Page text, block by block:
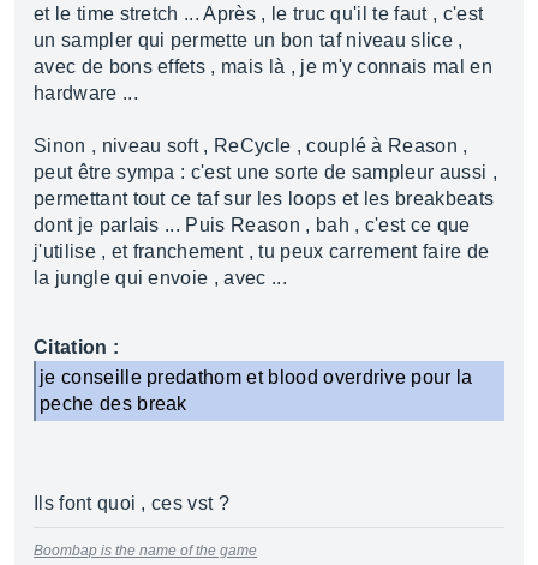
et le time stretch ... Après , le truc qu'il te faut , c'est
un sampler qui permette un bon taf niveau slice ,
avec de bons effets , mais là , je m'y connais mal en
hardware ...
Sinon , niveau soft , ReCycle , couplé à Reason ,
peut être sympa : c'est une sorte de sampleur aussi ,
permettant tout ce taf sur les loops et les breakbeats
dont je parlais ... Puis Reason , bah , c'est ce que
j'utilise , et franchement , tu peux carrement faire de
la jungle qui envoie , avec ...
Citation :
je conseille predathom et blood overdrive pour la
peche des break
Ils font quoi , ces vst ?
Boombap is the name of the game